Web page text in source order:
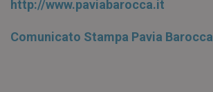
http://www.paviabarocca.it
Comunicato Stampa Pavia Barocca